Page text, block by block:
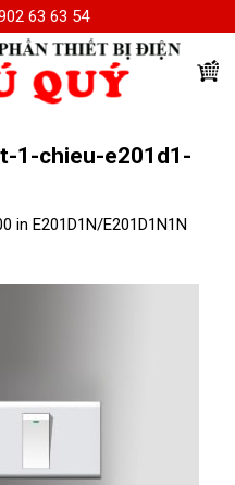
63 63 54
1-chieu-e201d1-
in E201D1N/E201D1N1N